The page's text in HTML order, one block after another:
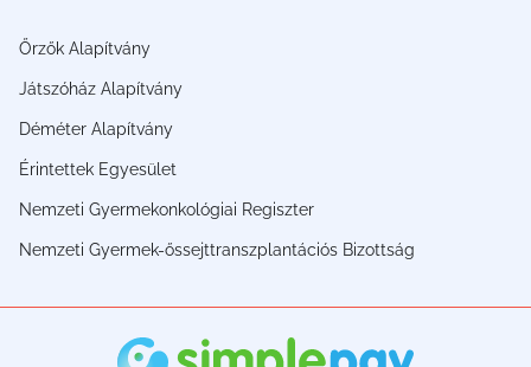
Őrzők Alapítvány
Játszóház Alapítvány
Déméter Alapítvány
Érintettek Egyesület
Nemzeti Gyermekonkológiai Regiszter
Nemzeti Gyermek-őssejttranszplantációs Bizottság